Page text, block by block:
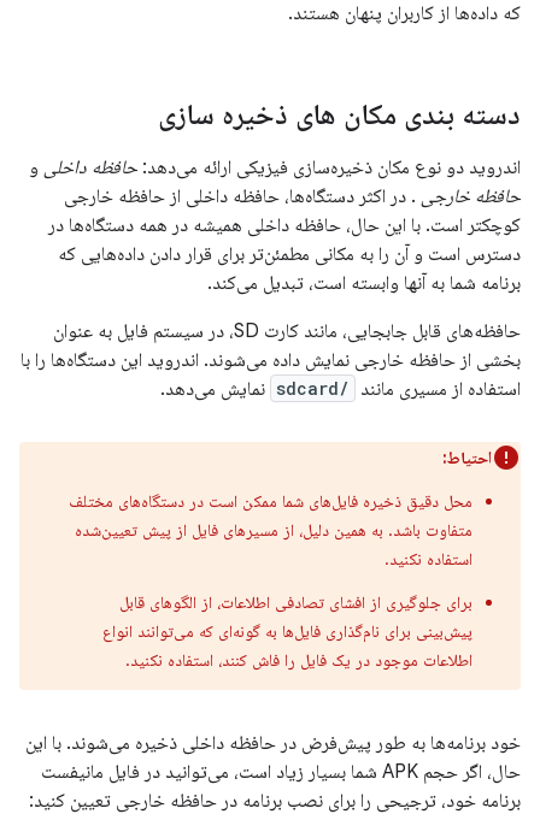
که داده‌ها از کاربران پنهان هستند.
دسته بندی مکان های ذخیره سازی
اندروید دو نوع مکان ذخیره‌سازی فیزیکی ارائه می‌دهد: حافظه داخلی و
حافظه خارجی . در اکثر دستگاه‌ها، حافظه داخلی از حافظه خارجی
کوچکتر است. با این حال، حافظه داخلی همیشه در همه دستگاه‌ها در
دسترس است و آن را به مکانی مطمئن‌تر برای قرار دادن داده‌هایی که
برنامه شما به آنها وابسته است، تبدیل می‌کند.
حافظه‌های قابل جابجایی، مانند کارت SD، در سیستم فایل به عنوان
بخشی از حافظه خارجی نمایش داده می‌شوند. اندروید این دستگاه‌ها را با
استفاده از مسیری مانند
/sdcard نمایش می‌دهد.
احتیاط:
محل دقیق ذخیره فایل‌های شما ممکن است در دستگاه‌های مختلف
متفاوت باشد. به همین دلیل، از مسیرهای فایل از پیش تعیین‌شده
استفاده نکنید.
برای جلوگیری از افشای تصادفی اطلاعات، از الگوهای قابل
پیش‌بینی برای نام‌گذاری فایل‌ها به گونه‌ای که می‌توانند انواع
اطلاعات موجود در یک فایل را فاش کنند، استفاده نکنید.
خود برنامه‌ها به طور پیش‌فرض در حافظه داخلی ذخیره می‌شوند. با این
حال، اگر حجم APK شما بسیار زیاد است، می‌توانید در فایل مانیفست
برنامه خود، ترجیحی را برای نصب برنامه در حافظه خارجی تعیین کنید: